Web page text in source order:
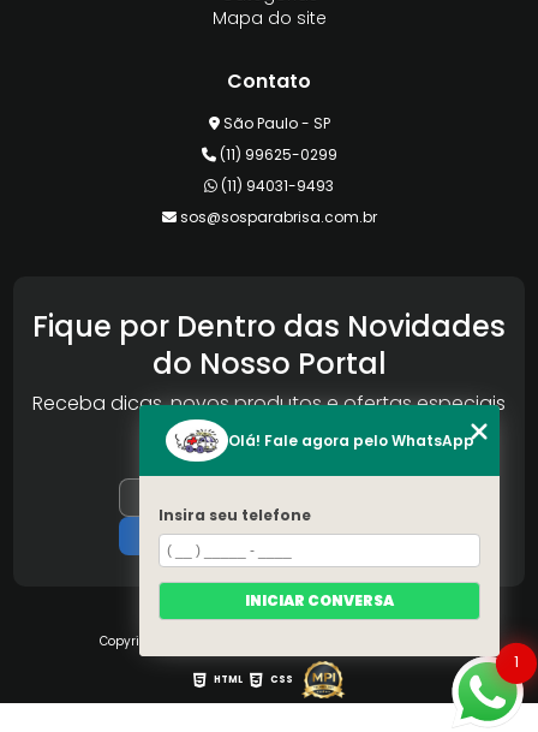
Mapa do site
Contato
São Paulo - SP
(11) 99625-0299
(11) 94031-9493
sos@sosparabrisa.com.br
Fique por Dentro das Novidades
do Nosso Portal
Receba dicas, novos produtos e ofertas especiais
da Reconlog
Copyright © S.O.S Pára-brisa. (Lei 9610 de 19/02/1998)
HTML CSS
1
Olá! Fale agora pelo WhatsApp
Insira seu telefone
INICIAR CONVERSA